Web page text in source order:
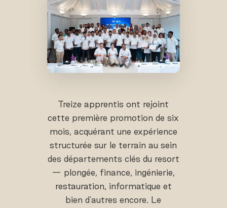
Treize apprentis ont rejoint
cette première promotion de six
mois, acquérant une expérience
structurée sur le terrain au sein
des départements clés du resort
— plongée, finance, ingénierie,
restauration, informatique et
bien d'autres encore. Le